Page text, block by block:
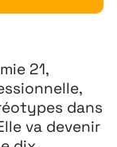
21,
dans
va devenir